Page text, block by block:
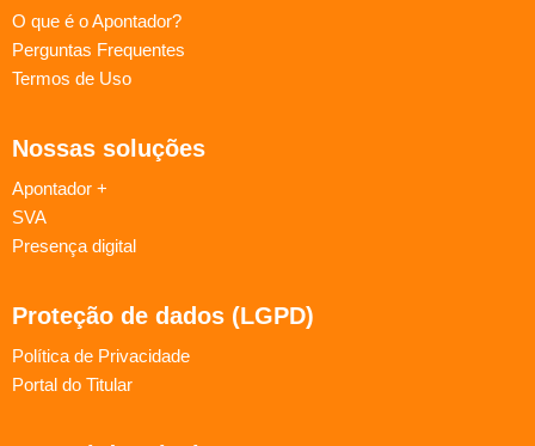
O que é o Apontador?
Perguntas Frequentes
Termos de Uso
Nossas soluções
Apontador +
SVA
Presença digital
Proteção de dados (LGPD)
Política de Privacidade
Portal do Titular